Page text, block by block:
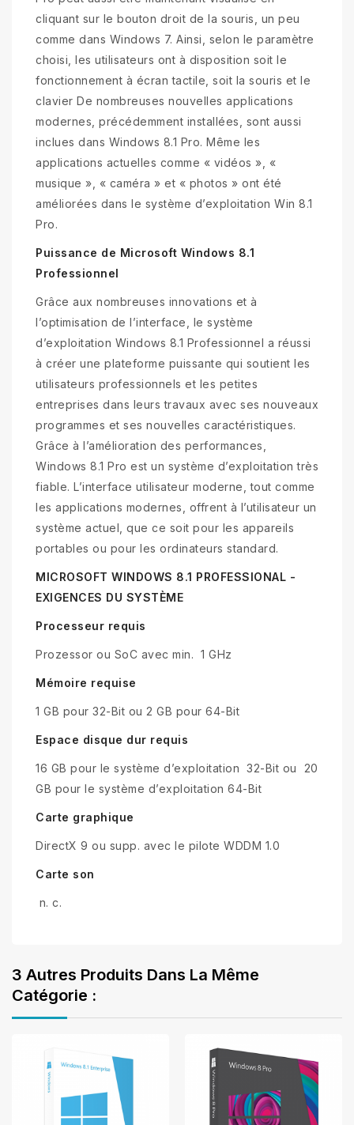
cliquant sur le bouton droit de la souris, un peu
comme dans Windows 7. Ainsi, selon le paramètre
choisi, les utilisateurs ont à disposition soit le
fonctionnement à écran tactile, soit la souris et le
clavier De nombreuses nouvelles applications
modernes, précédemment installées, sont aussi
inclues dans Windows 8.1 Pro. Même les
applications actuelles comme « vidéos », «
musique », « caméra » et « photos » ont été
améliorées dans le système d’exploitation Win 8.1
Pro.
Puissance de Microsoft Windows 8.1
Professionnel
Grâce aux nombreuses innovations et à
l’optimisation de l’interface, le système
d’exploitation Windows 8.1 Professionnel a réussi
à créer une plateforme puissante qui soutient les
utilisateurs professionnels et les petites
entreprises dans leurs travaux avec ses nouveaux
programmes et ses nouvelles caractéristiques.
Grâce à l’amélioration des performances,
Windows 8.1 Pro est un système d’exploitation très
fiable. L’interface utilisateur moderne, tout comme
les applications modernes, offrent à l’utilisateur un
système actuel, que ce soit pour les appareils
portables ou pour les ordinateurs standard.
MICROSOFT WINDOWS 8.1 PROFESSIONAL -
EXIGENCES DU SYSTÈME
Processeur requis
Prozessor ou SoC avec min. 1 GHz
Mémoire requise
1 GB pour 32-Bit ou 2 GB pour 64-Bit
Espace disque dur requis
16 GB pour le système d’exploitation 32-Bit ou 20
GB pour le système d’exploitation 64-Bit
Carte graphique
DirectX 9 ou supp. avec le pilote WDDM 1.0
Carte son
n. c.
3 Autres Produits Dans La Même
Catégorie :